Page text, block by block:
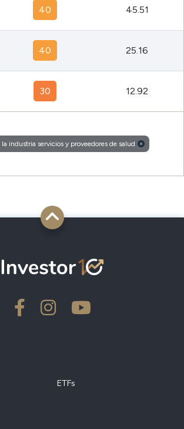
40 45.51
40 25.16
30 12.92
la industria servicios y proveedores de salud
ETFs